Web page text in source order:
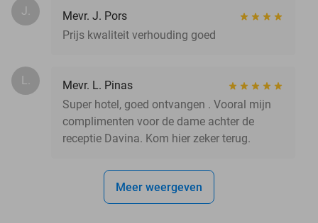
J.
Mevr. J. Pors
Prijs kwaliteit verhouding goed
L.
Mevr. L. Pinas
Super hotel, goed ontvangen . Vooral mijn
complimenten voor de dame achter de
receptie Davina. Kom hier zeker terug.
Meer weergeven